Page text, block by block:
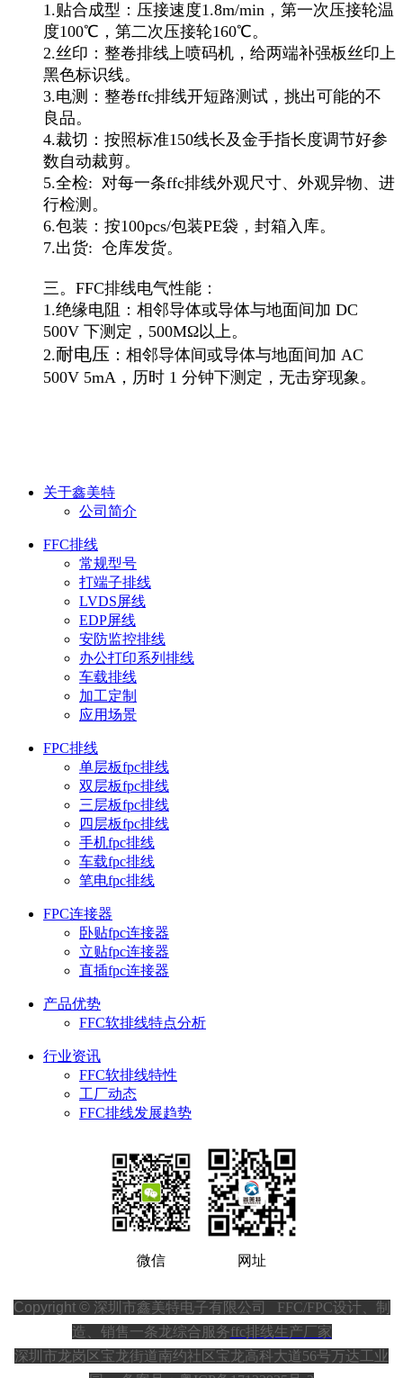
1.贴合成型：压接速度1.8m/min，第一次压接轮温
度100℃，第二次压接轮160℃。
2.丝印：整卷排线上喷码机，给两端补强板丝印上
黑色标识线。
3.电测：整卷ffc排线开短路测试，挑出可能的不
良品。
4.裁切：按照标准150线长及金手指长度调节好参
数自动裁剪。
5.全检: 对每一条ffc排线外观尺寸、外观异物、进
行检测。
6.包装：按100pcs/包装PE袋，封箱入库。
7.出货: 仓库发货。
三。FFC排线电气性能：
1.绝缘电阻： 相邻导体或导体与地面间加 DC
500V 下测定，500MΩ以上。
2.耐电压 ： 相邻导体间或导体与地面间加 AC
500V 5mA， 历时 1 分钟下测定，无击穿现象。
关于鑫美特
公司简介
FFC排线
常规型号
打端子排线
LVDS屏线
EDP屏线
安防监控排线
办公打印系列排线
车载排线
加工定制
应用场景
FPC排线
单层板fpc排线
双层板fpc排线
三层板fpc排线
四层板fpc排线
手机fpc排线
车载fpc排线
笔电fpc排线
FPC连接器
卧贴fpc连接器
立贴fpc连接器
直插fpc连接器
产品优势
FFC软排线特点分析
行业资讯
FFC软排线特性
工厂动态
FFC排线发展趋势
微信 网址
Copyright © 深圳市鑫美特电子有限公司
FFC/FPC设计、制
造、销售一条龙综合服务ffc排线生产厂家
深圳市龙岗区宝龙街道南约社区宝龙高科大道56号万达工业